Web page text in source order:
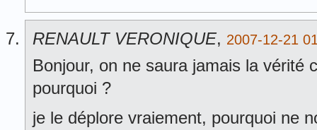
RENAULT VERONIQUE, 2007-12-21
Bonjour, on ne saura jamais la vérité
pourquoi ?
je le déplore vraiement, pourquoi ne